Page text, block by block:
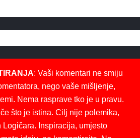
: Vaši komentari ne smiju
nego vaše mišljenje,
Nema rasprave tko je u pravu.
što je istina. Cilj nije polemika,
Logičara. Inspiracija, umjesto